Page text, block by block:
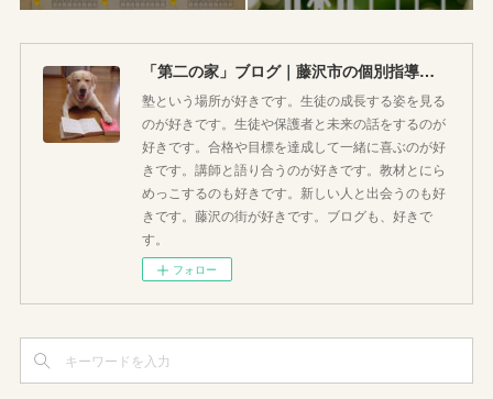
「第二の家」ブログ｜藤沢市の個別指導塾のお話
塾という場所が好きです。生徒の成長する姿を見る
のが好きです。生徒や保護者と未来の話をするのが
好きです。合格や目標を達成して一緒に喜ぶのが好
きです。講師と語り合うのが好きです。教材とにら
めっこするのも好きです。新しい人と出会うのも好
きです。藤沢の街が好きです。ブログも、好きで
す。
フォロー